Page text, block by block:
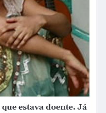
estava doente. Já